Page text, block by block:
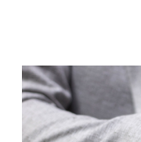
ХОТИТЕ БОЛЬШЕ —